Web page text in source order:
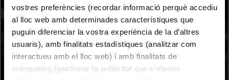
vostres preferències (recordar informació perquè accediu
al lloc web amb determinades característiques que
puguin diferenciar la vostra experiència de la d’altres
usuaris), amb finalitats estadístiques (analitzar com
interactueu amb el lloc web) i amb finalitats de
màrqueting (gestionar la publicitat que s’ofereix